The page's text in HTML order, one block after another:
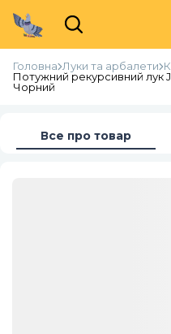
Головна Луки та арбалети
Потужний рекурсивний лук
Чорний
Все про товар